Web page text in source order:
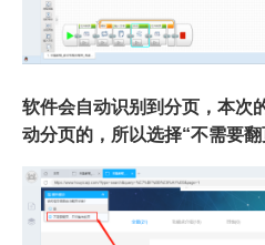
软件会自动识别到分页，本次
动分页的，所以选择“不需要翻